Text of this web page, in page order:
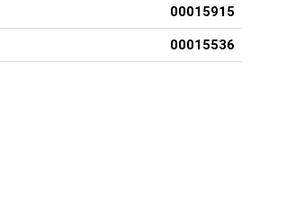
00015915
00015536